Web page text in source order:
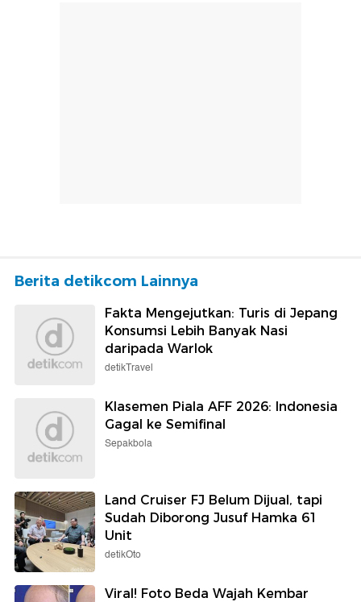
Berita detikcom Lainnya
Fakta Mengejutkan: Turis di Jepang
Konsumsi Lebih Banyak Nasi
daripada Warlok
detikTravel
Klasemen Piala AFF 2026: Indonesia
Gagal ke Semifinal
Sepakbola
Land Cruiser FJ Belum Dijual, tapi
Sudah Diborong Jusuf Hamka 61
Unit
detikOto
Viral! Foto Beda Wajah Kembar